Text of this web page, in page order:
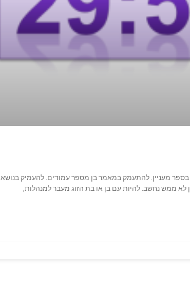
בספר מעניין. להתעמק במאמר בן מספר עמודים. להעמיק בנושא
פוסטים או לדפדף בעיתון לא ממש נחשב. להיות עם בן או בת הזוג מעבר למנהלות,